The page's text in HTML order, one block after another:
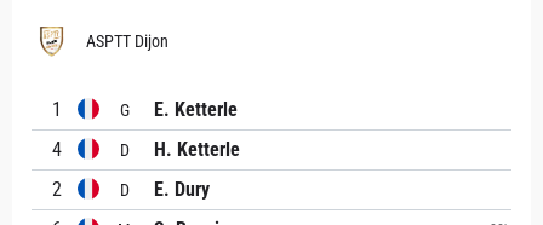
ASPTT Dijon
1 G
E. Ketterle
4
D
H. Ketterle
2
D
E. Dury